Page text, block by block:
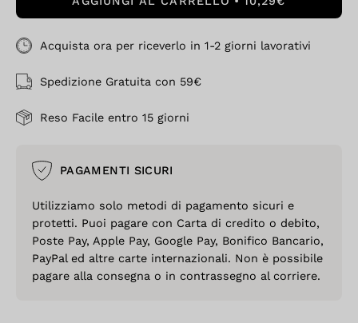
Acquista ora per riceverlo in 1-2 giorni lavorativi
Spedizione Gratuita con 59€
Reso Facile entro 15 giorni
PAGAMENTI SICURI
Utilizziamo solo metodi di pagamento sicuri e
protetti. Puoi pagare con Carta di credito o debito,
Poste Pay, Apple Pay, Google Pay, Bonifico Bancario,
PayPal ed altre carte internazionali. Non è possibile
pagare alla consegna o in contrassegno al corriere.